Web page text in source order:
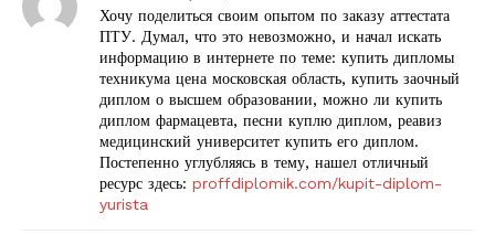
Хочу поделиться своим опытом по заказу аттестата
ПТУ. Думал, что это невозможно, и начал искать
информацию в интернете по теме: купить дипломы
техникума цена московская область, купить заочный
диплом о высшем образовании, можно ли купить
диплом фармацевта, песни куплю диплом, реавиз
медицинский университет купить его диплом.
Постепенно углубляясь в тему, нашел отличный
ресурс здесь: proffdiplomik.com/kupit-diplom-
yurista